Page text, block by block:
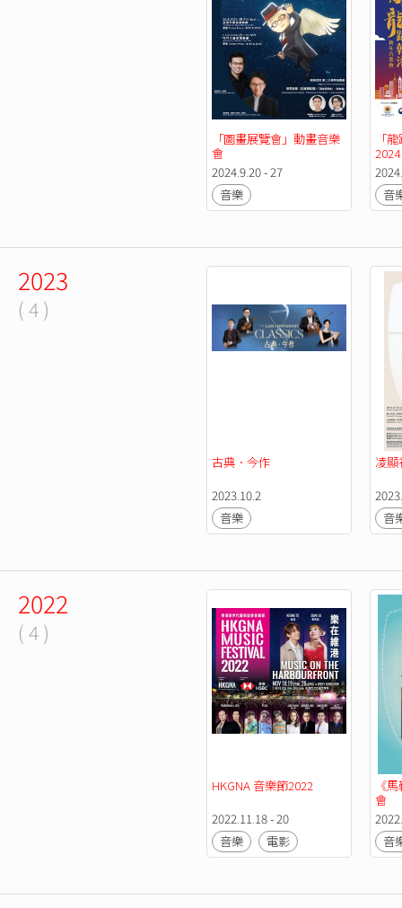
「圖畫展覽會」動畫音樂
會
2024.9.20 - 27
音樂
「
2024
音
2023
( 4 )
古典．今作
2023.10.2
音樂
凌
音
2022
( 4 )
HKGNA 音樂節2022
2022.11.18 - 20
音樂
電影
《
會
音